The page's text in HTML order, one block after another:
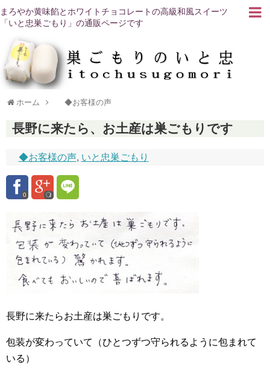
まろやか黄味餡とホワイトチョコレートの高級和風スイーツ
「いと忠巣ごもり」の通販ページです
ホーム ◆お客様の声
長野に来たら、お土産は巣ごもりです
◆お客様の声, いと忠巣ごもり
0
長野に来たらお土産は巣ごもりです。
包装が変わっていて（ひとつずつ守られるように包まれて
いる）